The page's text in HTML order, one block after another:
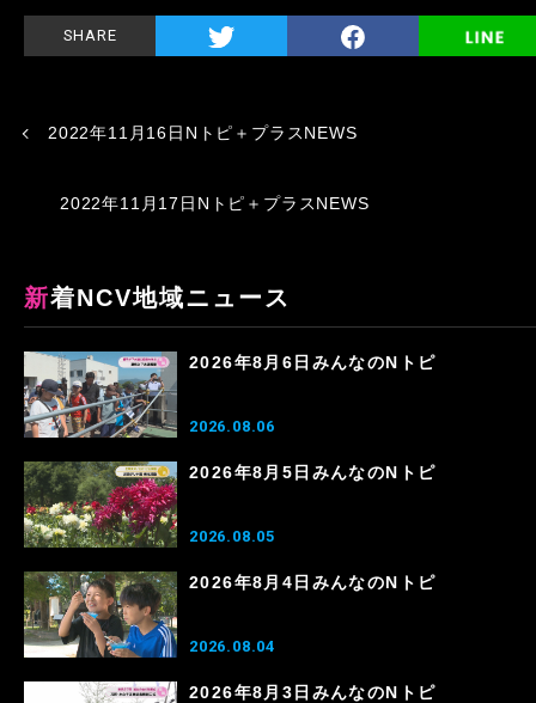
SHARE
2022年11月16日Nトピ＋プラスNEWS
2022年11月17日Nトピ＋プラスNEWS
新着NCV地域ニュース
2026年8月6日みんなのNトピ
2026.08.06
2026年8月5日みんなのNトピ
2026.08.05
2026年8月4日みんなのNトピ
2026.08.04
2026年8月3日みんなのNトピ